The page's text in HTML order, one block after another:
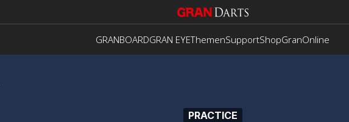
GRANBOARDGRAN EYEThemenSupportShopGranOnline
PRACTICE